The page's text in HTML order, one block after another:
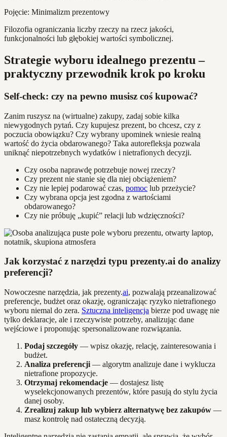
Pojęcie: Minimalizm prezentowy
Filozofia ograniczania liczby rzeczy na rzecz jakości,
funkcjonalności lub głębokiej wartości symbolicznej.
Strategie wyboru idealnego prezentu –
praktyczny przewodnik krok po kroku
Self-check: czy na pewno musisz coś kupować?
Zanim ruszysz na (wirtualne) zakupy, zadaj sobie kilka
niewygodnych pytań. Czy kupujesz prezent, bo chcesz, czy z
poczucia obowiązku? Czy wybrany upominek wniesie realną
wartość do życia obdarowanego? Taka autorefleksja pozwala
uniknąć niepotrzebnych wydatków i nietrafionych decyzji.
Czy osoba naprawdę potrzebuje nowej rzeczy?
Czy prezent nie stanie się dla niej obciążeniem?
Czy nie lepiej podarować czas, pomoc lub przeżycie?
Czy wybrana opcja jest zgodna z wartościami
obdarowanego?
Czy nie próbuję „kupić” relacji lub wdzięczności?
Jak korzystać z narzędzi typu prezenty.ai do analizy
preferencji?
Nowoczesne narzędzia, jak prezenty.ai, pozwalają przeanalizować
preferencje, budżet oraz okazję, ograniczając ryzyko nietrafionego
wyboru niemal do zera. Sztuczna inteligencja bierze pod uwagę nie
tylko deklaracje, ale i rzeczywiste potrzeby, analizując dane
wejściowe i proponując spersonalizowane rozwiązania.
Podaj szczegóły — wpisz okazję, relację, zainteresowania i
budżet.
Analiza preferencji — algorytm analizuje dane i wyklucza
nietrafione propozycje.
Otrzymaj rekomendacje — dostajesz listę
wyselekcjonowanych prezentów, które pasują do stylu życia
danej osoby.
Zrealizuj zakup lub wybierz alternatywę bez zakupów —
masz kontrolę nad ostateczną decyzją.